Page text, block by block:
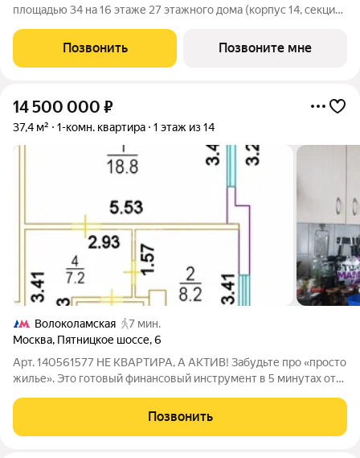
площадью 34 на 16 этаже 27 этажного дома (корпус 14, секция
минут пешком до станции метро «Пятницкое шоссе». 8 минут
на автомобиле до
Позвонить Позвоните мне
14 500 000 ₽
37,4 м² 1-комн. квартира 1 этаж из 14
Волоколамская
7 мин.
Москва, Пятницкое шоссе,6
Арт. 140561577 НЕ КВАРТИРА, А АКТИВ! Забудьте про «просто
жилье». Это готовый финансовый инструмент в 5 минутах от
(зимой экономия на
Позвонить